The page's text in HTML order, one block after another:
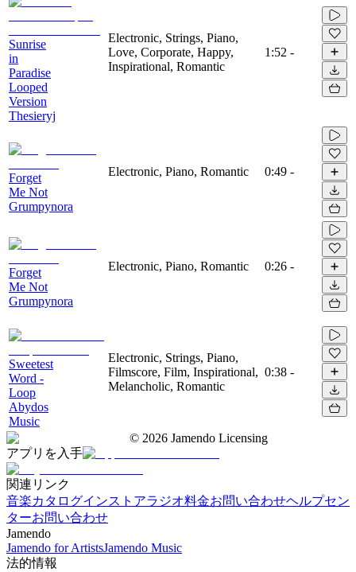
Sunrise
in
Paradise
Looped
Version
Thesieryj
Electronic, Strings, Piano,
Love, Corporate, Happy,
Inspirational, Romantic
1:52 -
Forget
Me Not
Grumpynora
Electronic, Piano, Romantic 0:49 -
Forget
Me Not
Grumpynora
Electronic, Piano, Romantic 0:26 -
Sweetest
Word -
Loop
Abydos
Music
Electronic, Strings, Piano,
Filmscore, Film, Inspirational,
Melancholic, Romantic
0:38 -
© 2026 Jamendo Licensing
アプリを入手
関連リンク
音楽カタログインストアラジオ料金お問い合わせヘルプセン
ターお問い合わせ
Jamendo
Jamendo for ArtistsJamendo Music
法的情報